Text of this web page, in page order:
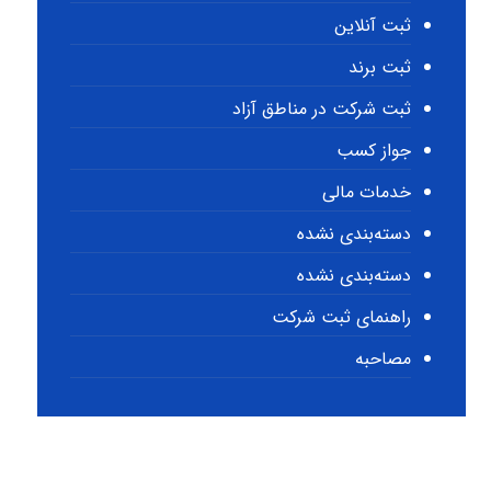
ثبت آنلاین
ثبت برند
ثبت شرکت در مناطق آزاد
جواز کسب
خدمات مالی
دسته‌بندی نشده
دسته‌بندی نشده
راهنمای ثبت شرکت
مصاحبه